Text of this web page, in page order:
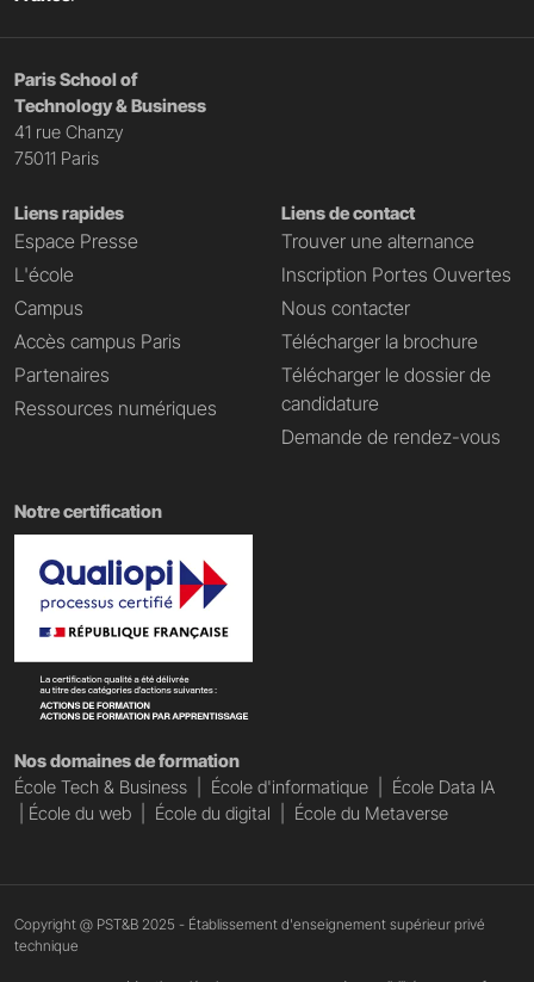
Paris School of
Technology & Business
41 rue Chanzy
75011 Paris
Liens rapides
Espace Presse
L'école
Campus
Accès campus Paris
Partenaires
Ressources numériques
Liens de contact
Trouver une alternance
Inscription Portes Ouvertes
Nous contacter
Télécharger la brochure
Télécharger le dossier de
candidature
Demande de rendez-vous
Notre certification
Nos domaines de formation
École Tech & Business
École d'informatique
École Data IA
École du web École du digital École du Metaverse
Copyright @ PST&B 2025 - Établissement d'enseignement supérieur privé
technique